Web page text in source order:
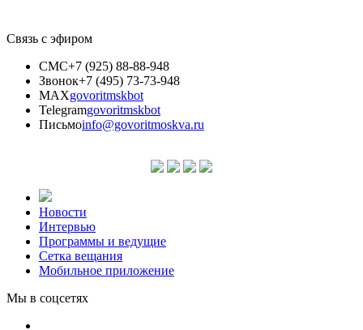
Связь с эфиром
СМС+7 (925) 88-88-948
Звонок+7 (495) 73-73-948
MAXgovoritmskbot
Telegramgovoritmskbot
Письмоinfo@govoritmoskva.ru
Новости
Интервью
Программы и ведущие
Сетка вещания
Мобильное приложение
Мы в соцсетях